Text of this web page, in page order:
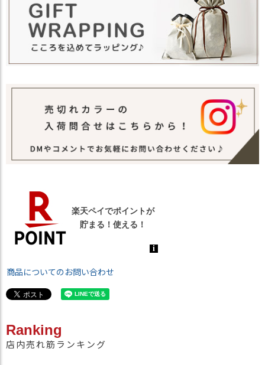
商品についてのお問い合わせ
Ranking
店内売れ筋ランキング